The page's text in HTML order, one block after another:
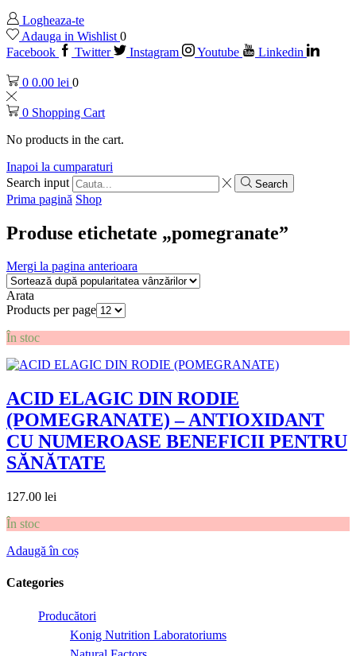
Logheaza-te
Adauga in Wishlist 0
Facebook
Twitter Instagram Youtube Linkedin
0 0.00 lei 0
0 Shopping Cart
No products in the cart.
Inapoi la cumparaturi
Search input
Search
Prima pagină Shop
Produse etichetate „pomegranate”
Mergi la pagina anterioara
Arata
Products per page
În stoc
ACID ELAGIC DIN RODIE
(POMEGRANATE) – ANTIOXIDANT
CU NUMEROASE BENEFICII PENTRU
SĂNĂTATE
127.00 lei
În stoc
Adaugă în coș
Categories
Producători
Konig Nutrition Laboratoriums